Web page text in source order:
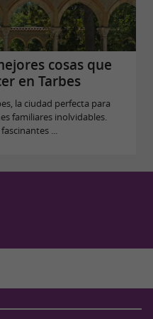
cosas que
en Tarbes
la ciudad perfecta para
familiares inolvidables.
...